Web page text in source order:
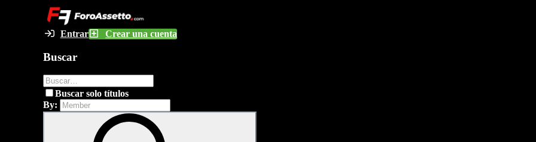
Entrar Crear una cuenta
Buscar
Buscar solo títulos
By: